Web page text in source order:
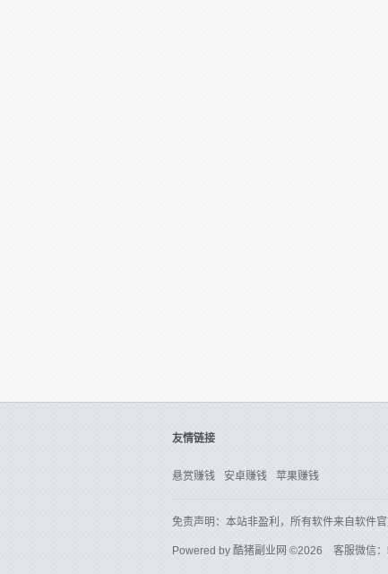
友情链接
悬赏赚钱 安卓赚钱 苹果赚钱
免责声明：本站非盈利，所有软件来自软件
Powered by 酷猪副业网 ©2026 客服微信